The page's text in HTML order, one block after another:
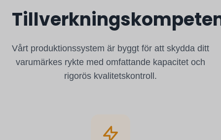
Vårt produktionssystem är byggt för att skydda ditt
varumärkes rykte med omfattande kapacitet och
rigorös kvalitetskontroll.